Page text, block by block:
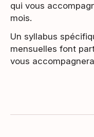
qui vous
mois.
Un syllabus
mensuelles font
vous